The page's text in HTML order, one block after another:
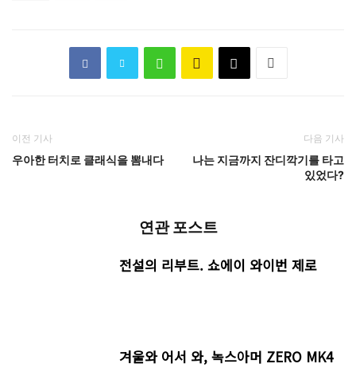
이전 기사
우아한 터치로 클래식을 뽐내다
다음 기사
나는 지금까지 잔디깍기를 타고
있었다?
연관 포스트
전설의 리부트. 쇼에이 와이번 제로
겨울와 어서 와, 녹스아머 ZERO MK4